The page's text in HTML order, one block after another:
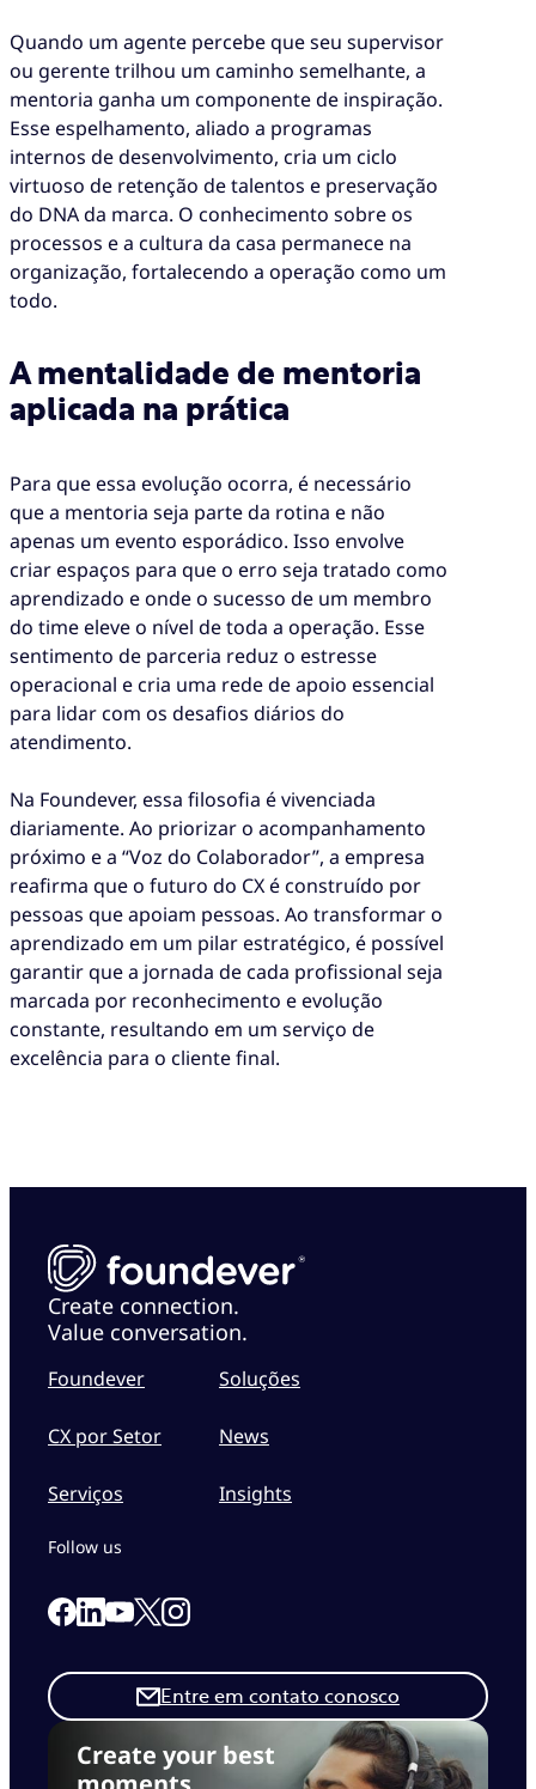
Quando um agente percebe que seu supervisor
ou gerente trilhou um caminho semelhante, a
mentoria ganha um componente de inspiração.
Esse espelhamento, aliado a programas
internos de desenvolvimento, cria um ciclo
virtuoso de retenção de talentos e preservação
do DNA da marca. O conhecimento sobre os
processos e a cultura da casa permanece na
organização, fortalecendo a operação como um
todo.
A mentalidade de mentoria
aplicada na prática
Para que essa evolução ocorra, é necessário
que a mentoria seja parte da rotina e não
apenas um evento esporádico. Isso envolve
criar espaços para que o erro seja tratado como
aprendizado e onde o sucesso de um membro
do time eleve o nível de toda a operação. Esse
sentimento de parceria reduz o estresse
operacional e cria uma rede de apoio essencial
para lidar com os desafios diários do
atendimento.
Na Foundever, essa filosofia é vivenciada
diariamente. Ao priorizar o acompanhamento
próximo e a “Voz do Colaborador”, a empresa
reafirma que o futuro do CX é construído por
pessoas que apoiam pessoas. Ao transformar o
aprendizado em um pilar estratégico, é possível
garantir que a jornada de cada profissional seja
marcada por reconhecimento e evolução
constante, resultando em um serviço de
excelência para o cliente final.
Create connection.
Value conversation.
Foundever
CX por Setor
Serviços
Soluções
News
Insights
Create your best
Entre em contato conosco
Follow us
Link to our Facebook page
Link to our Linkedin page
Link to our Youtube page
Link to our X page
Link to our Instagram page